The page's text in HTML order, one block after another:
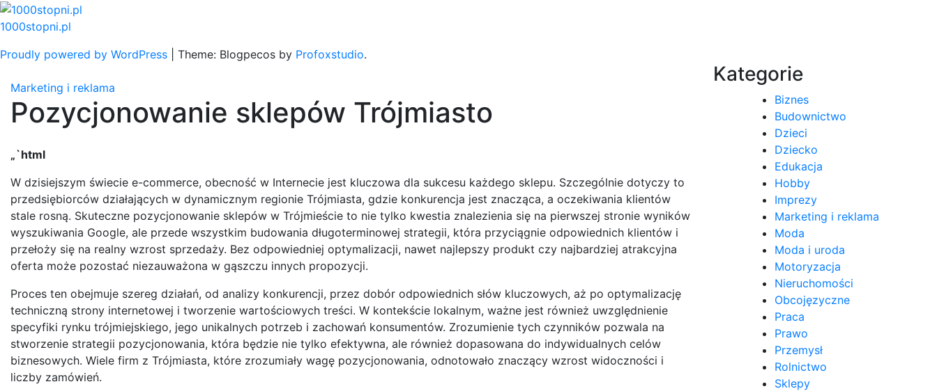
Skip
to
1000stopni.pl
Proudly powered by WordPress
Theme: Blogpecos by Profoxstudio.
Marketing i reklama
Pozycjonowanie sklepów Trójmiasto
„`html
W dzisiejszym świecie e-commerce, obecność w Internecie jest kluczowa dla sukcesu każdego sklepu. Szczególnie dotyczy to
przedsiębiorców działających w dynamicznym regionie Trójmiasta, gdzie konkurencja jest znacząca, a oczekiwania klientów
stale rosną. Skuteczne pozycjonowanie sklepów w Trójmieście to nie tylko kwestia znalezienia się na pierwszej stronie wyników
wyszukiwania Google, ale przede wszystkim budowania długoterminowej strategii, która przyciągnie odpowiednich klientów i
przełoży się na realny wzrost sprzedaży. Bez odpowiedniej optymalizacji, nawet najlepszy produkt czy najbardziej atrakcyjna
oferta może pozostać niezauważona w gąszczu innych propozycji.
Proces ten obejmuje szereg działań, od analizy konkurencji, przez dobór odpowiednich słów kluczowych, aż po optymalizację
techniczną strony internetowej i tworzenie wartościowych treści. W kontekście lokalnym, ważne jest również uwzględnienie
specyfiki rynku trójmiejskiego, jego unikalnych potrzeb i zachowań konsumentów. Zrozumienie tych czynników pozwala na
stworzenie strategii pozycjonowania, która będzie nie tylko efektywna, ale również dopasowana do indywidualnych celów
biznesowych. Wiele firm z Trójmiasta, które zrozumiały wagę pozycjonowania, odnotowało znaczący wzrost widoczności i
liczby zamówień.
Kategorie
Biznes
Budownictwo
Dzieci
Dziecko
Edukacja
Hobby
Imprezy
Marketing i reklama
Moda
Moda i uroda
Motoryzacja
Nieruchomości
Obcojęzyczne
Praca
Prawo
Przemysł
Rolnictwo
Sklepy